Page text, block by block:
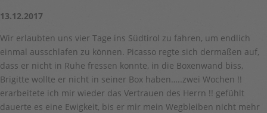
13.12.2017
Wir erlaubten uns vier Tage ins Südtirol zu fahren, um endlich
einmal ausschlafen zu können. Picasso regte sich dermaßen auf,
dass er nicht in Ruhe fressen konnte, in die Boxenwand biss,
Brigitte wollte er nicht in seiner Box haben…..zwei Wochen !!
erarbeitete ich mir wieder das Vertrauen des Herrn !! gefühlt
dauerte es eine Ewigkeit, bis er mir mein Wegbleiben nicht mehr